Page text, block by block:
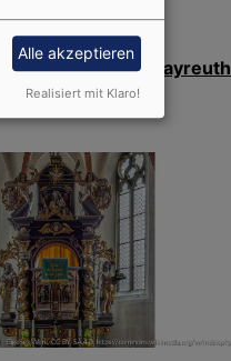
Markgraftum Bayreuth
Alle akzeptieren
Realisiert mit Klaro!